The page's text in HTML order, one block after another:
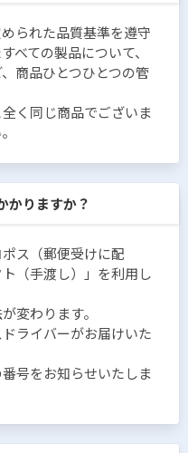
られた品質基準を遵守
べての製品について、
商品ひとつひとつの管
く同じ商品でございま
かりますか？
ス（郵便受けに配
（手渡し）」を利用し
変わります。
ライバーがお届けいた
号をお知らせいたしま